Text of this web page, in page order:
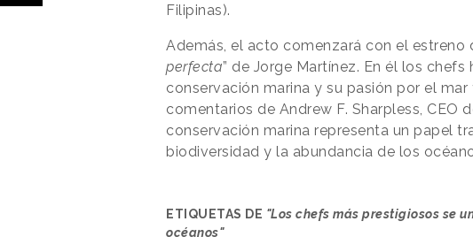
Filipinas).
Además, el acto comenzará con el
perfecta” de Jorge Martínez. En él los
conservación marina y su pasión por el
comentarios de Andrew F. Sharpless, CEO
conservación marina representa un papel
biodiversidad y la abundancia de los
ETIQUETAS DE "Los chefs más prestigiosos se
océanos"